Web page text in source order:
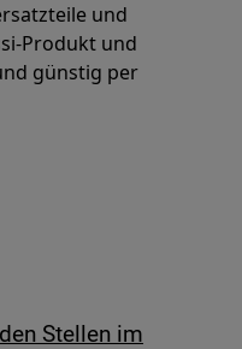
und
Produkt und
günstig per
Stellen im